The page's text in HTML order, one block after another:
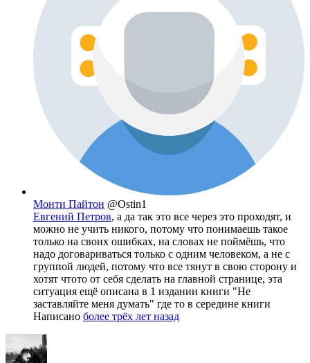
Монти Пайтон @Ostin1
Евгений Петров, а да так это все через это проходят, и
можно не учить никого, потому что понимаешь такое
только на своих ошибках, на словах не поймёшь, что
надо договариваться только с одним человеком, а не с
группой людей, потому что все тянут в свою сторону и
хотят чтото от себя сделать на главной странице, эта
ситуация ещё описана в 1 издании книги "Не
заставляйте меня думать" где то в середине книги
Написано более трёх лет назад